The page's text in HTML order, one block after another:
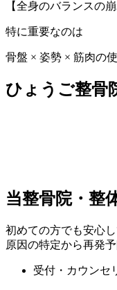
【全身のバランスの
特に重要なのは
骨盤 × 姿勢 × 筋肉の
ひょうご整骨
当整骨院・整
初めての方でも安心
原因の特定から再発
受付・カウンセ